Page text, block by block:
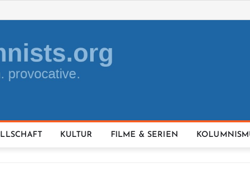
KULTUR FILME & SERIEN